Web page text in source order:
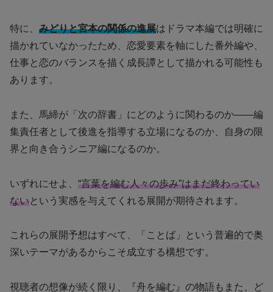
特に、 みどりと宮本の関係の進展はドラマ本編では明確に
描かれていなかったため、恋愛要素を軸にした番外編や、
仕事と恋のバランスを描く成長譚として描かれる可能性も
あります。
また、馬締が「次の辞書」にどのように関わるのか——編
集責任者として後進を指導する立場になるのか、自身の限
界と向き合うシニア編になるのか。
いずれにせよ、 “言葉を編む人々の歩み”はまだ終わってい
ないという実感を与えてくれる展開が期待されます。
これらの展開予想はすべて、「ことば」という普遍的で奥
深いテーマがあるからこそ成立する構想です。
視聴者の想像が続く限り、『舟を編む』の物語もまた、ど